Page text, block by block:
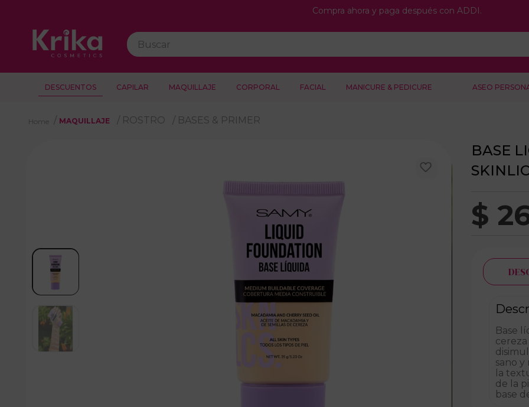
Compra ahora y paga después con ADDI.
Buscar
DESCUENTOS CAPILAR MAQUILLAJE CORPORAL FACIAL MANICURE & PEDICURE ASEO
MAQUILLAJE ROSTRO BASES & PRIMER
BASE
$
Base
sano
la
de la
base